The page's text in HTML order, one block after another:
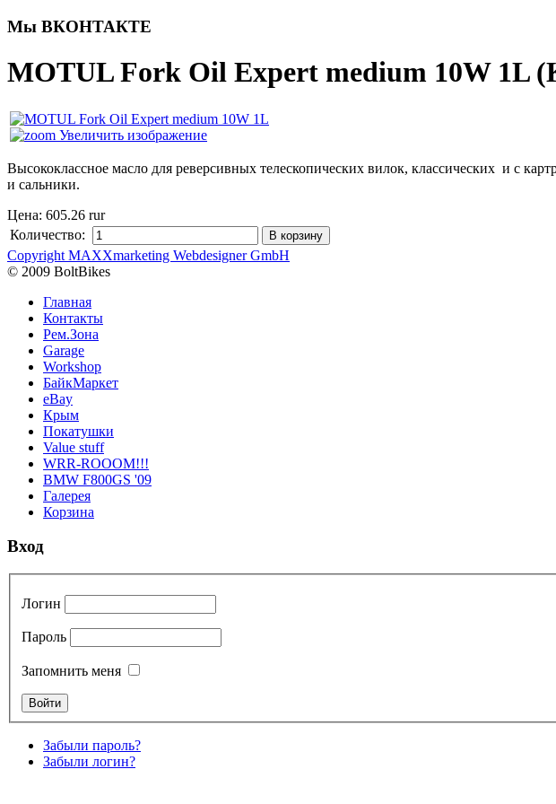
Мы ВКОНТАКТЕ
MOTUL Fork Oil Expert medium 10W 1L
Увеличить изображение
Высококлассное масло для реверсивных телескопических вилок, классических и с
и сальники.
Цена: 605.26 rur
Количество:
Copyright MAXXmarketing Webdesigner GmbH
© 2009 BoltBikes
Главная
Контакты
Рем.Зона
Garage
Workshop
БайкМаркет
eBay
Крым
Покатушки
Value stuff
WRR-ROOOM!!!
BMW F800GS '09
Галерея
Корзина
Вход
Логин
Пароль
Запомнить меня
Забыли пароль?
Забыли логин?